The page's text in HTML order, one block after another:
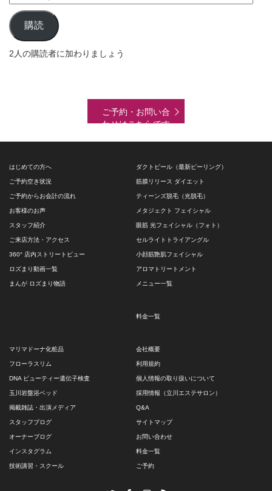
ー
ル
ア
ド
レ
購読
2人の購読者に加わりましょう
ご予約・お問い合
わせはこちらです
はじめての方へ
ご予約空き状況
ご予約からお会計の流れ
お客様のお声
スタッフ紹介
ご来店方法・アクセス
360° 店内ストリートビュー
ロズまり動画一覧
まんが ロズまり物語
ダクトピール（最新ピーリング）
筋膜リリース ダイエット
ティーンズ脱毛（光脱毛）
メタジェクト フェイシャル
眼筋 光フェイシャル（フォト）
セルライトトライアングル
小顔筋艶肌フェイシャル
アロマトリートメント
メニュー一覧
料金一覧
マリマドーナ化粧品
フローラスリム
DNA ビューティー遺伝子検査
玉川岩盤浴ベッド
掲載雑誌・出演メディア
スタッフブログ
オーナーブログ
インスタグラム
技術講習・スクール
会社概要
利用規約
個人情報の取り扱いについて
採用情報（立川エステサロン）
Q&A
サイトマップ
お問い合わせ
料金一覧
ご予約
RSS